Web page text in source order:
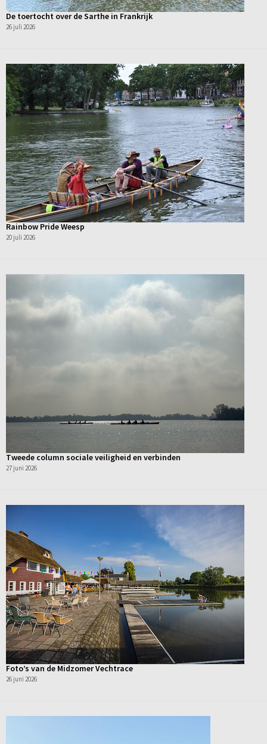
De toertocht over de Sarthe in Frankrijk
26 juli 2026
Rainbow Pride Weesp
20 juli 2026
Tweede column sociale veiligheid en verbinden
27 juni 2026
Foto’s van de Midzomer Vechtrace
26 juni 2026